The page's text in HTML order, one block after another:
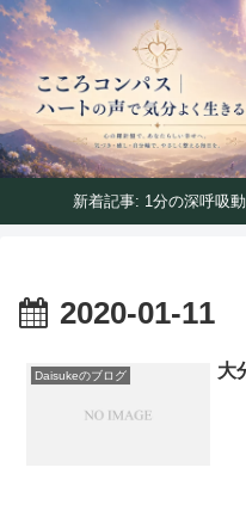
ハートの声で
こころコンパス｜ハ
新着記事: 1分の深呼吸
2020-01-11
Daisukeのブログ 大